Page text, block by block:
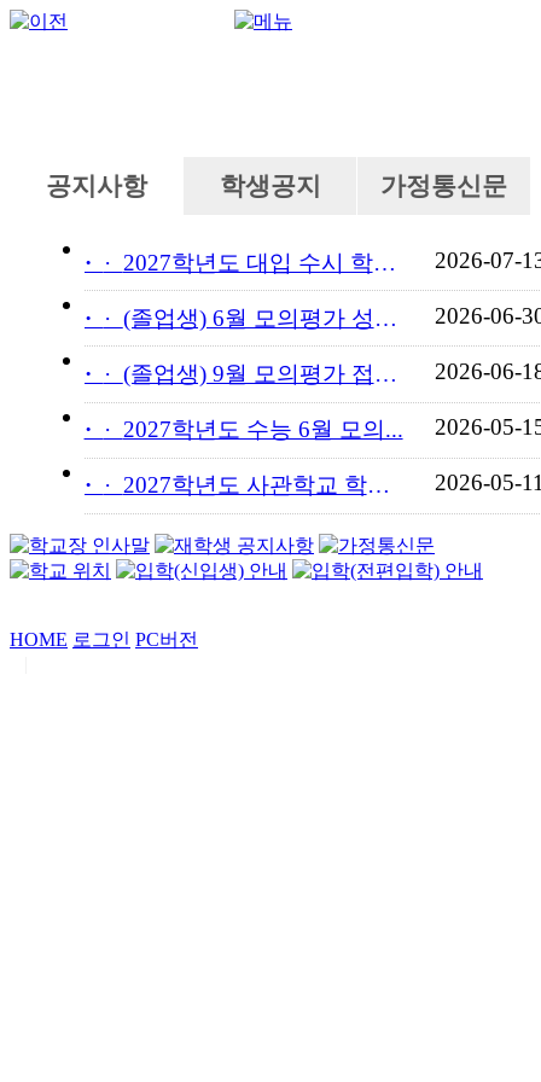
공지사항 학생공지 가정통신문
· 2027학년도 대입 수시 학교... 2026-07-
· (졸업생) 6월 모의평가 성적... 2026-06-
· (졸업생) 9월 모의평가 접수... 2026-06-
· 2027학년도 수능 6월 모의... 2026-05-
· 2027학년도 사관학교 학교장... 2026-05-
HOME 로그인 PC버전